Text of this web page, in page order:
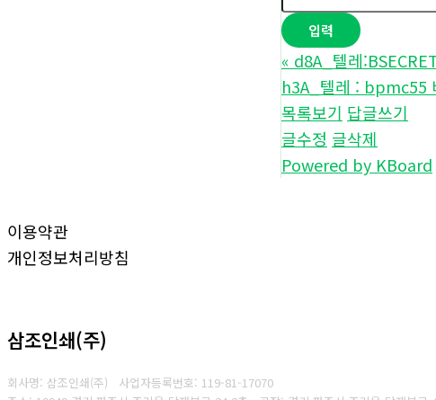
« d8A_텔레
h3A_텔레 : bpmc55
목록보기 답글쓰기
글수정 글삭제
Powered by KBoard
이용약관
개인정보처리방침
삼조인쇄(주)
회사명: 삼조인쇄(주) 사업자등록번호: 119-81-17070